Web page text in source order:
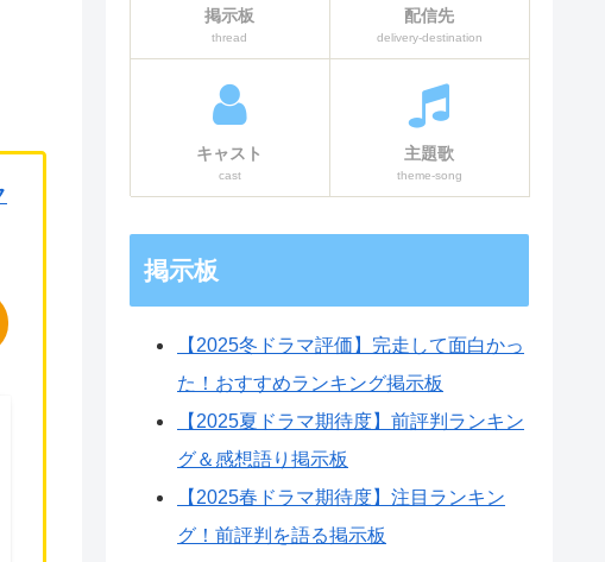
掲示板
thread
配信先
delivery-destination
キャスト
cast
主題歌
theme-song
掲示板
【2025冬ドラマ評価】完走して面白かっ
た！おすすめランキング掲示板
【2025夏ドラマ期待度】前評判ランキン
グ＆感想語り掲示板
【2025春ドラマ期待度】注目ランキン
グ！前評判を語る掲示板